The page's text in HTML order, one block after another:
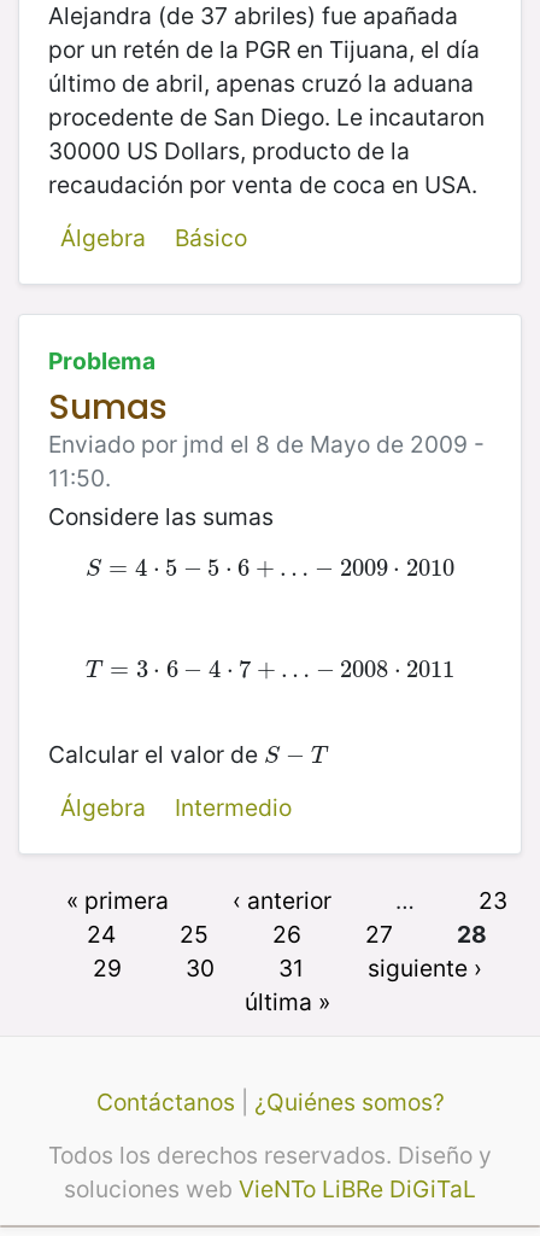
Alejandra (de 37 abriles) fue apañada
por un retén de la PGR en Tijuana, el día
último de abril, apenas cruzó la aduana
procedente de San Diego. Le incautaron
30000 US Dollars, producto de la
recaudación por venta de coca en USA.
Álgebra
Básico
Problema
Sumas
Enviado por jmd el 8 de Mayo de 2009 -
11:50.
Considere las sumas
S = 4 ⋅ 5 − 5 ⋅ 6 + … − 2009 ⋅ 2010
S=4⋅ 5− 5 ⋅6+… −2009⋅2010
T = 3 ⋅ 6 − 4 ⋅ 7 + … − 2008 ⋅ 2011
T= 3⋅ 6−4 ⋅ 7+… −2008⋅2011
Calcular el valor de S − T
S−T
Álgebra
Intermedio
« primera ‹ anterior …
23
24
25 26 27
28
29
30 31
siguiente ›
última »
Contáctanos
¿Quiénes somos?
Todos los derechos reservados. Diseño y
soluciones web VieNTo LiBRe DiGiTaL